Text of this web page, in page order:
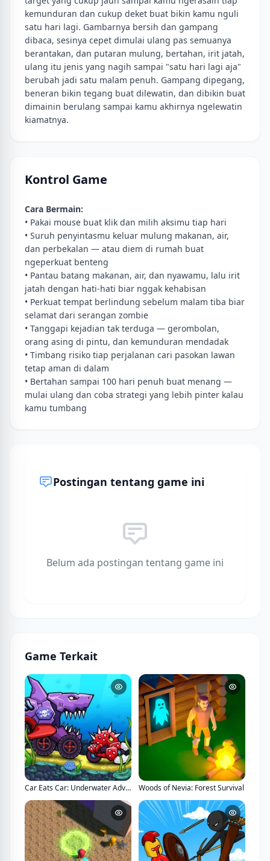
kemunduran dan cukup deket buat bikin kamu nguli
satu hari lagi. Gambarnya bersih dan gampang
dibaca, sesinya cepet dimulai ulang pas semuanya
berantakan, dan putaran mulung, bertahan, irit jatah,
ulang itu jenis yang nagih sampai "satu hari lagi aja"
berubah jadi satu malam penuh. Gampang dipegang,
beneran bikin tegang buat dilewatin, dan dibikin buat
dimainin berulang sampai kamu akhirnya ngelewatin
kiamatnya.
Kontrol Game
Cara Bermain:
• Pakai mouse buat klik dan milih aksimu tiap hari
• Suruh penyintasmu keluar mulung makanan, air,
dan perbekalan — atau diem di rumah buat
ngeperkuat benteng
• Pantau batang makanan, air, dan nyawamu, lalu irit
jatah dengan hati-hati biar nggak kehabisan
• Perkuat tempat berlindung sebelum malam tiba biar
selamat dari serangan zombie
• Tanggapi kejadian tak terduga — gerombolan,
orang asing di pintu, dan kemunduran mendadak
• Timbang risiko tiap perjalanan cari pasokan lawan
tetap aman di dalam
• Bertahan sampai 100 hari penuh buat menang —
mulai ulang dan coba strategi yang lebih pinter kalau
kamu tumbang
Postingan tentang game ini
Belum ada postingan tentang game ini
Game Terkait
Car Eats Car: Underwater Adventure Woods of Nevia: Forest Survival